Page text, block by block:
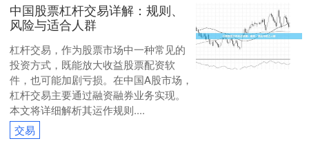
中国股票杠杆交易详解：规则、
风险与适合人群
杠杆交易，作为股票市场中一种常见的
投资方式，既能放大收益股票配资软
件，也可能加剧亏损。在中国A股市场，
杠杆交易主要通过融资融券业务实现。
本文将详细解析其运作规则....
交易